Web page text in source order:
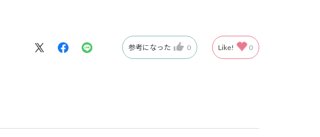
参考になった 0 Like! 0